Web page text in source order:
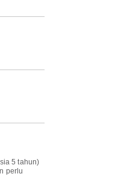
5 tahun)
perlu